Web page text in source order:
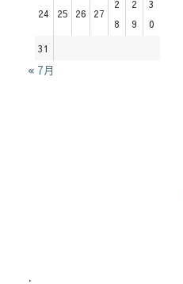
24 25 26 27
2
8
2
9
3
0
31
« 7月
.